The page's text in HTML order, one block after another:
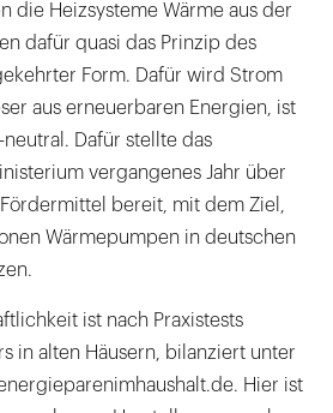
die Heizsysteme Wärme aus der
dafür quasi das Prinzip des
Form. Dafür wird Strom
aus erneuerbaren Energien, ist
Dafür stellte das
vergangenes Jahr über
bereit, mit dem Ziel,
Wärmepumpen in deutschen
ist nach Praxistests
in alten Häusern, bilanziert unter
Hier ist